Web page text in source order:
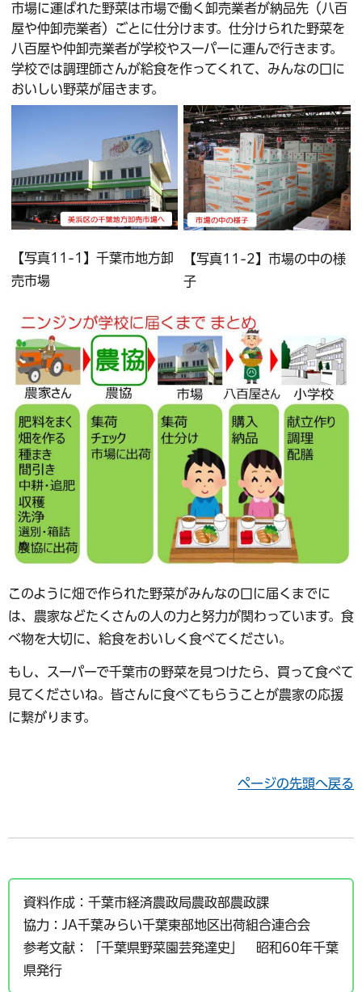
市場に運ばれた野菜は市場で働く卸売業者が納品先（八百
屋や仲卸売業者）ごとに仕分けます。仕分けられた野菜を
八百屋や仲卸売業者が学校やスーパーに運んで行きます。
学校では調理師さんが給食を作ってくれて、みんなの口に
おいしい野菜が届きます。
【写真11-1】千葉市地方卸
売市場
【写真11-2】市場の中の様
子
このように畑で作られた野菜がみんなの口に届くまでに
は、農家などたくさんの人の力と努力が関わっています。食
べ物を大切に、給食をおいしく食べてください。
もし、スーパーで千葉市の野菜を見つけたら、買って食べて
見てくださいね。皆さんに食べてもらうことが農家の応援
に繋がります。
ページの先頭へ戻る
資料作成：千葉市経済農政局農政部農政課
協力：JA千葉みらい千葉東部地区出荷組合連合会
参考文献：「千葉県野菜園芸発達史」 昭和60年千葉
県発行